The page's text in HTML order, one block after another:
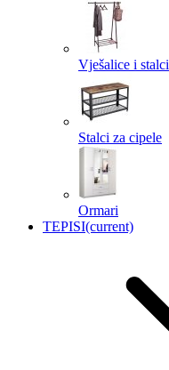
Vješalice i stalci
Stalci za cipele
Ormari
TEPISI(current)